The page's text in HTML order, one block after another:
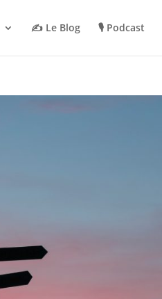
✍️ Le Blog 🎙️ Podcast